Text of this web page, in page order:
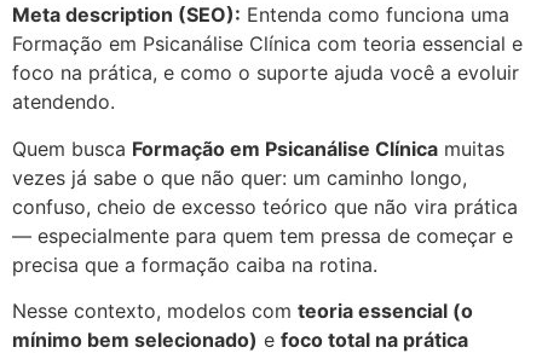
Meta description (SEO): Entenda como funciona uma
Formação em Psicanálise Clínica com teoria essencial e
foco na prática, e como o suporte ajuda você a evoluir
atendendo.
Quem busca Formação em Psicanálise Clínica muitas
vezes já sabe o que não quer: um caminho longo,
confuso, cheio de excesso teórico que não vira prática
— especialmente para quem tem pressa de começar e
precisa que a formação caiba na rotina.
Nesse contexto, modelos com teoria essencial (o
mínimo bem selecionado) e foco total na prática